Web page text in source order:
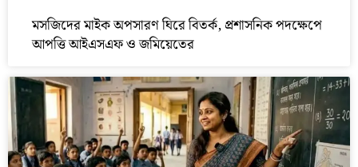
মসজিদের মাইক অপসারণ ঘিরে বিতর্ক, প্রশাসনিক পদক্ষেপে
আপত্তি আইএসএফ ও জমিয়েতের